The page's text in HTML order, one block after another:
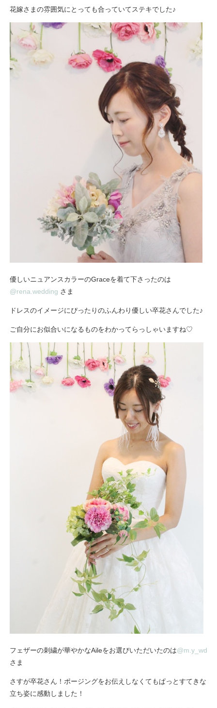
花嫁さまの雰囲気にとっても合っていてステキでした♪
優しいニュアンスカラーのGraceを着て下さったのは
@rena.wedding さま
ドレスのイメージにぴったりのふんわり優しい卒花さんでした♪
ご自分にお似合いになるものをわかってらっしゃいますね♡
フェザーの刺繍が華やかなAileをお選びいただいたのは@m.y_wd
さま
さすが卒花さん！ポージングをお伝えしなくてもぱっとすてきな
立ち姿に感動しました！